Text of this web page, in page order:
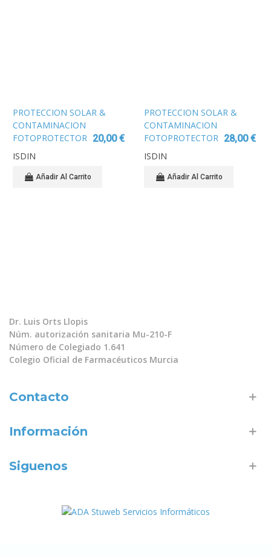
PROTECCION SOLAR &
CONTAMINACION
FOTOPROTECTOR
ISDIN AFTERSUN
LOCION 400 ML
20,00 €
ISDIN
Añadir Al Carrito
PROTECCION SOLAR &
CONTAMINACION
FOTOPROTECTOR
ISDIN SPF50
HYDROLOTION 200
ML
28,00 €
ISDIN
Añadir Al Carrito
Dr. Luis Orts Llopis
Núm. autorización sanitaria Mu-210-F
Número de Colegiado 1.641
Colegio Oficial de Farmacéuticos Murcia
Contacto
Información
Siguenos